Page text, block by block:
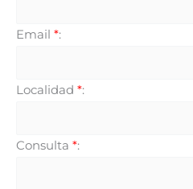
Email *:
Localidad *:
Consulta *: